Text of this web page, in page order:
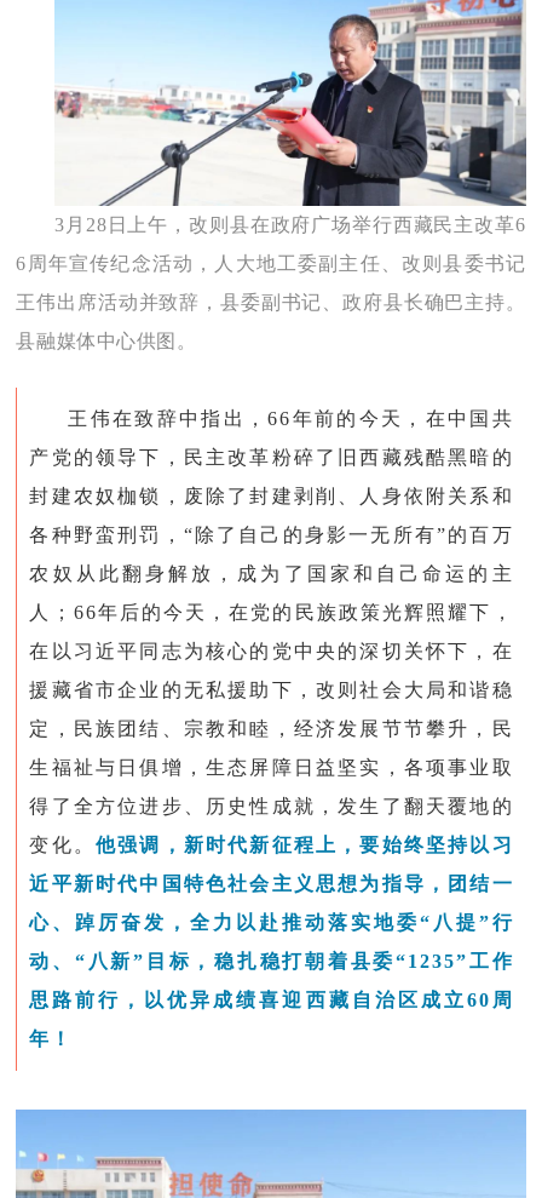
3月28日上午，改则县在政府广场举行西藏民主改革6
6周年宣传纪念活动，人大地工委副主任、改则县委书记
王伟出席活动并致辞，县委副书记、政府县长确巴主持。
县融媒体中心供图。
王伟在致辞中指出，66年前的今天，在中国共
产党的领导下，民主改革粉碎了旧西藏残酷黑暗的
封建农奴枷锁，废除了封建剥削、人身依附关系和
各种野蛮刑罚，“除了自己的身影一无所有”的百万
农奴从此翻身解放，成为了国家和自己命运的主
人；66年后的今天，在党的民族政策光辉照耀下，
在以习近平同志为核心的党中央的深切关怀下，在
援藏省市企业的无私援助下，改则社会大局和谐稳
定，民族团结、宗教和睦，经济发展节节攀升，民
生福祉与日俱增，生态屏障日益坚实，各项事业取
得了全方位进步、历史性成就，发生了翻天覆地的
变化。他强调，新时代新征程上，要始终坚持以习
近平新时代中国特色社会主义思想为指导，团结一
心、踔厉奋发，全力以赴推动落实地委“八提”行
动、“八新”目标，稳扎稳打朝着县委“1235”工作
思路前行，以优异成绩喜迎西藏自治区成立60周
年！